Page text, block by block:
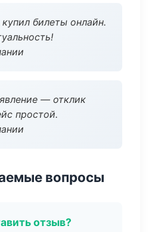
билеты онлайн.
— отклик
простой.
вопросы
отзыв?